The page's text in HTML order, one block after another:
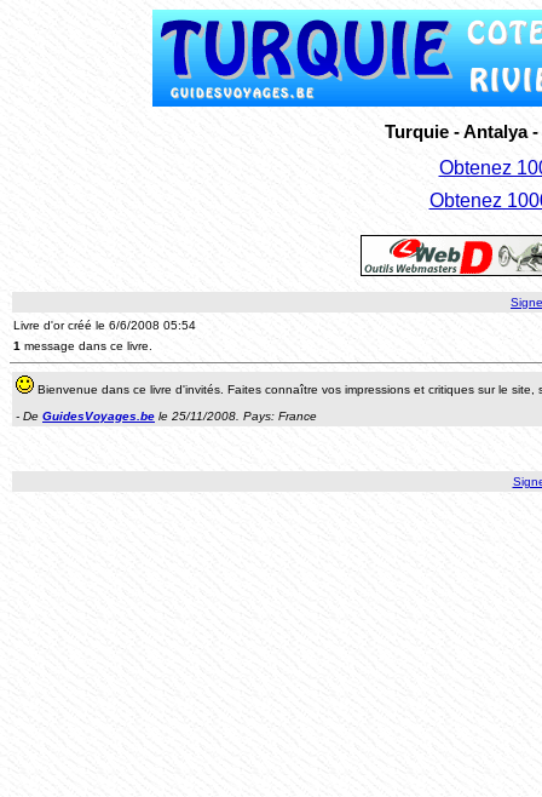
Turquie - Antalya
Obtenez
Obtenez
Livre d'or créé le 6/6/2008 05:54
1 message dans ce livre.
Bienvenue dans ce livre d'invités. Faites connaître vos impressions et critiques sur le
- De GuidesVoyages.be le 25/11/2008. Pays: France